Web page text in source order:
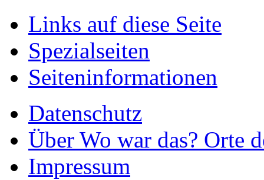
Links auf diese Seite
Spezialseiten
Seiteninformationen
Datenschutz
Über Wo war das? Orte
Impressum